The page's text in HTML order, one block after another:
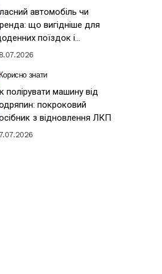
автомобіль чи
що вигідніше для
поїздок і
знати
полірувати машину від
покроковий
з відновлення ЛКП